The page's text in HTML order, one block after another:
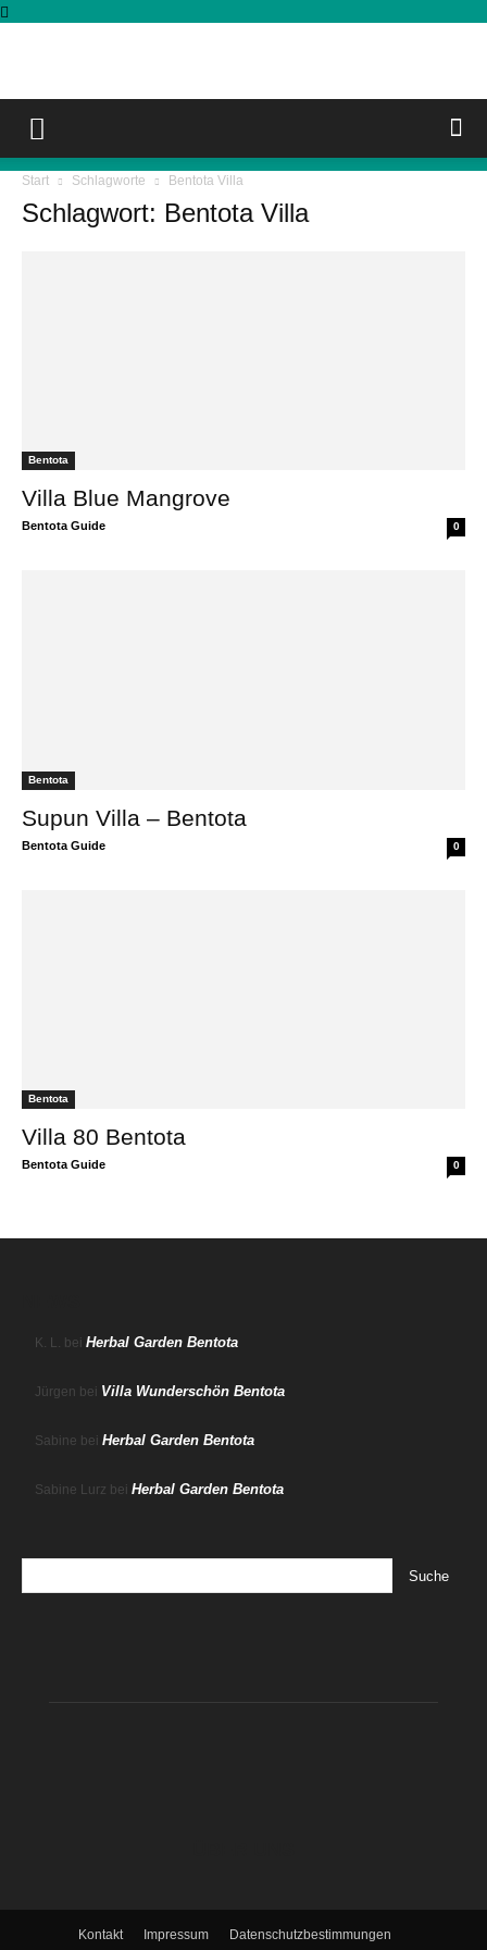
Start Schlagworte Bentota Villa
Schlagwort: Bentota Villa
Bentota
Villa Blue Mangrove
Bentota Guide 0
Bentota
Supun Villa – Bentota
Bentota Guide 0
Bentota
Villa 80 Bentota
Bentota Guide 0
K. L. bei Herbal Garden Bentota
Jürgen bei Villa Wunderschön Bentota
Sabine bei Herbal Garden Bentota
Sabine Lurz bei Herbal Garden Bentota
Kontakt Impressum Datenschutzbestimmungen